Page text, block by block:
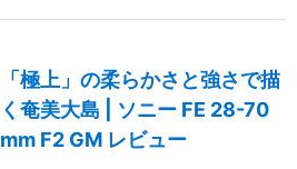
「極上」の柔らかさと強さで描
く奄美大島 | ソニー FE 28-70
mm F2 GM レビュー